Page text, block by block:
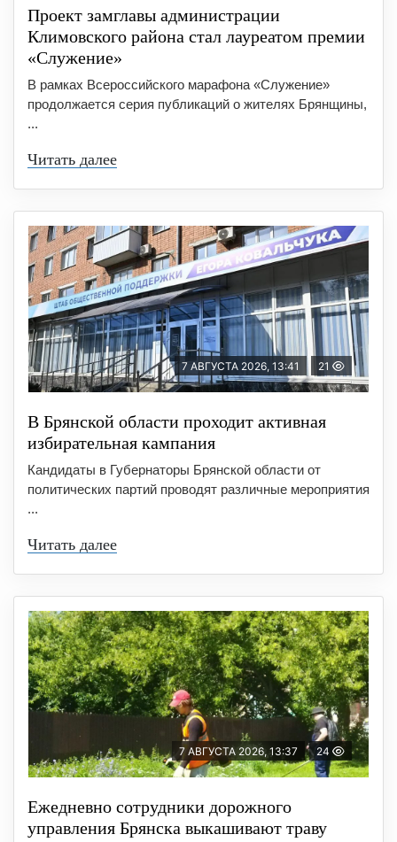
Проект замглавы администрации
Климовского района стал лауреатом премии
«Служение»
В рамках Всероссийского марафона «Служение»
продолжается серия публикаций о жителях Брянщины,
...
Читать далее
7 АВГУСТА 2026, 13:41 21
В Брянской области проходит активная
избирательная кампания
Кандидаты в Губернаторы Брянской области от
политических партий проводят различные мероприятия
...
Читать далее
7 АВГУСТА 2026, 13:37 24
Ежедневно сотрудники дорожного
управления Брянска выкашивают траву